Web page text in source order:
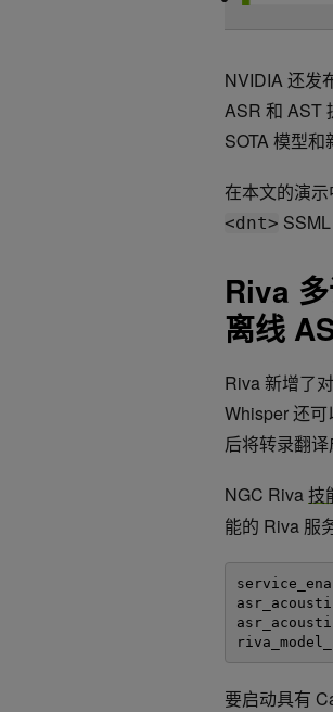
NVIDIA 还发
ASR 和 AST
SOTA 模型
在本文的演
<dnt>
Riva
离线
Riva 新增了
Whisper 还
后将转录翻译
NGC Riva技
能的 Riva 服
要启动具有